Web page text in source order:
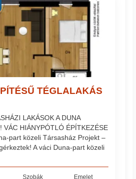
TÉGLALAKÁS
LAKÁSOK A DUNA
VÁC HIÁNYPÓTLÓ ÉPÍTKEZÉSE
part közeli Társasház Projekt –
A váci Duna-part közeli
Szobák Emelet